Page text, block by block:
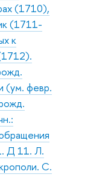
(1710),
(1711-
к
(ум. февр.
Д 11. Л.
С.